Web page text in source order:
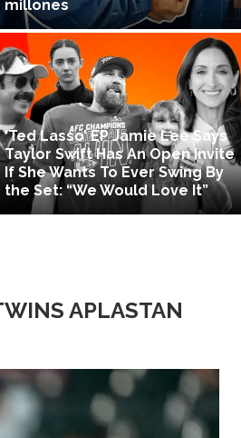
millones
‘Ted Lasso’ EP Jamie Lee Says
Taylor Swift Has An Open Invite
If She Wants To Ever Swing By
the Set: “We Would Love It”
APLASTAN